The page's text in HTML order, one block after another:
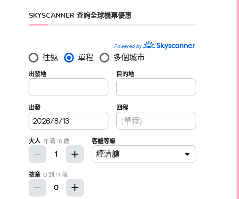
SKYSCANNER 查詢全球機票優惠